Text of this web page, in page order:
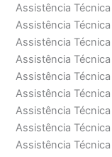
Assistência
Assistência
Assistência
Assistência
Assistência
Assistência
Assistência
Assistência
Assistência